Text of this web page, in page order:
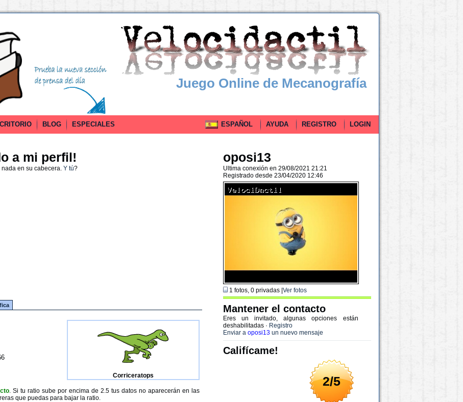
Juego Online de Mecanografía
BLOG ESPECIALES ESPAÑOL AYUDA REGISTRO LOGIN
a mi perfil!
en su cabecera. Y tú?
Corriceratops
. Si tu ratio sube por encima de 2.5 tus datos no aparecerán en las
que puedas para bajar la ratio.
oposi13
Ultima conexión en 29/08/2021 21:21
Registrado desde 23/04/2020 12:46
1 fotos, 0 privadas | Ver fotos
Mantener el contacto
Eres un invitado, algunas opciones están
deshabilitadas · Registro
Enviar a oposi13un nuevo mensaje
Califícame!
2/5